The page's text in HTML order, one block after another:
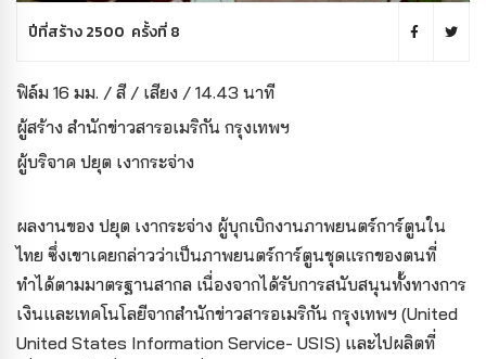
ปีที่สร้าง 2500 ครั้งที่ 8
ฟิล์ม 16 มม. / สี / เสียง / 14.43 นาที
ผู้สร้าง สำนักข่าวสารอเมริกัน กรุงเทพฯ
ผู้บริจาค ปยุต เงากระจ่าง
ผลงานของ ปยุต เงากระจ่าง ผู้บุกเบิกงานภาพยนตร์การ์ตูนใน
ไทย ซึ่งเขาเคยกล่าวว่าเป็นภาพยนตร์การ์ตูนชุดแรกของตนที่
ทำได้ตามมาตรฐานสากล เนื่องจากได้รับการสนับสนุนทั้งทางการ
เงินและเทคโนโลยีจากสำนักข่าวสารอเมริกัน กรุงเทพฯ (United
United States Information Service- USIS) และไปผลิตที่